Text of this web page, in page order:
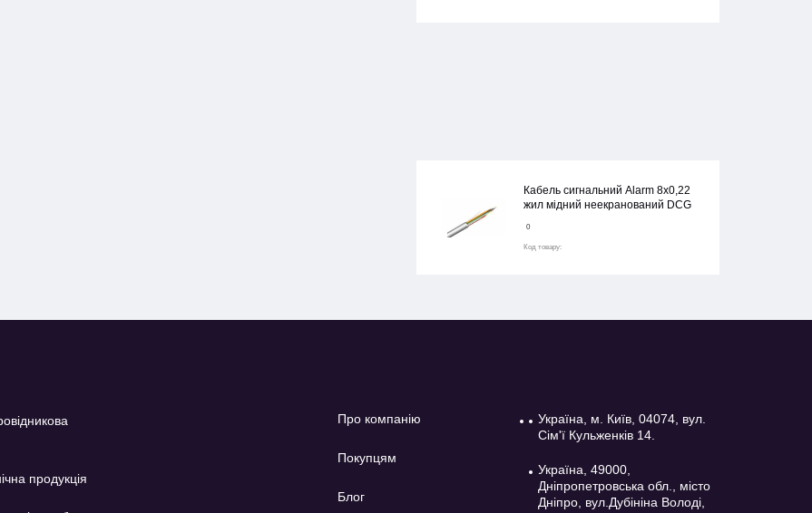
Кабель сигнальний Alarm 8х0,22
жил мідний неекранований DCG
0
Код товару:
продукція
Про компанію
Покупцям
Блог
Україна, м. Київ, 04074, вул.
Сім'ї Кульженків 14.
Україна, 49000,
Дніпропетровська обл., місто
Дніпро, вул.Дубініна Володі,